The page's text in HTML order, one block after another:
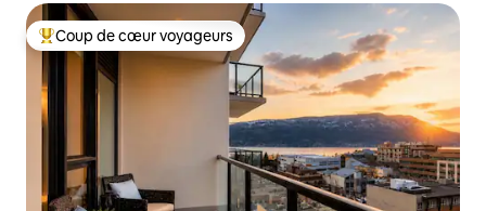
Coup de cœur voyageurs parmi les plus aimés
Coup de cœur voyageurs